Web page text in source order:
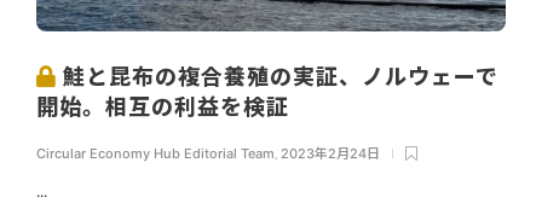
鮭と昆布の複合養殖の実証、ノルウェーで
開始。相互の利益を検証
Circular Economy Hub Editorial Team, 2023年2月24日
...